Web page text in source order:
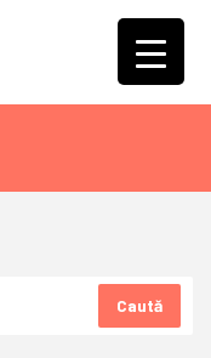
Caută